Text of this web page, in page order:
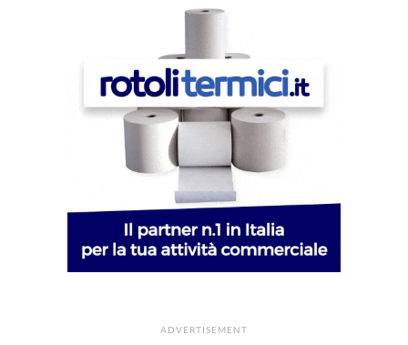
ADVERTISEMENT